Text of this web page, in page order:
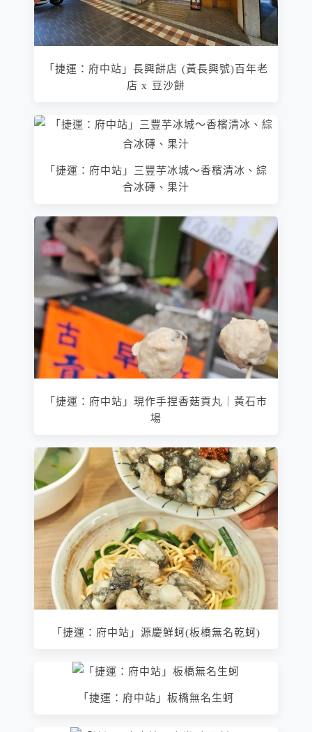
「捷運：府中站」長興餅店 (黃長興號)百年老
店 x 豆沙餅
「捷運：府中站」三豐芋冰城～香檳清冰、綜
合冰磚、果汁
「捷運：府中站」現作手捏香菇貢丸｜黃石市
場
「捷運：府中站」源慶鮮蚵(板橋無名乾蚵)
「捷運：府中站」板橋無名生蚵